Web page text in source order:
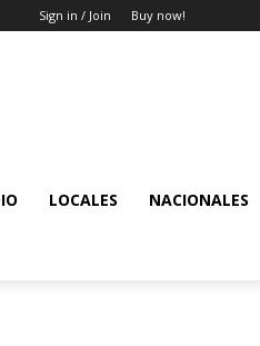
Sign in / Join Buy now!
LOCALES NACIONALES